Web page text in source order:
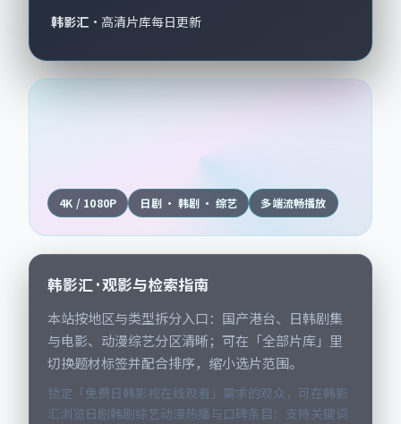
韩影汇 · 高清片库每日更新
4K / 1080P 日剧 · 韩剧 · 综艺 多端流畅播放
韩影汇 · 观影与检索指南
本站按地区与类型拆分入口：国产港台、日韩剧集
与电影、动漫综艺分区清晰；可在「全部片库」里
切换题材标签并配合排序，缩小选片范围。
锁定「免费日韩影视在线观看」需求的观众，可在韩影
汇浏览日剧韩剧综艺动漫热播与口碑条目：支持关键词